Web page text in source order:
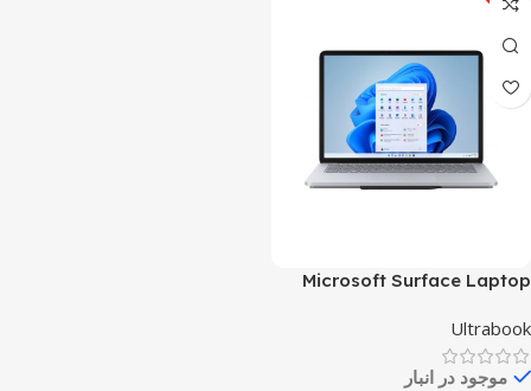
Microsoft Surface Laptop
Ultrabook
موجود در انبار